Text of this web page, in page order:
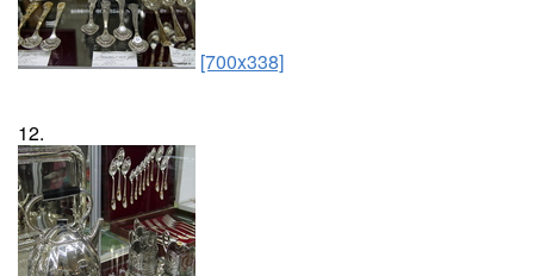
[700x338]
12.